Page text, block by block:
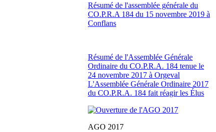
Résumé de l'assemblée générale du
CO.P.R.A 184 du 15 novembre 2019 à
Conflans
Résumé de l'Assemblée Générale
Ordinaire du CO.P.R.A. 184 tenue le
24 novembre 2017 à Orgeval
L'Assemblée Générale Ordinaire 2017
du CO.P.R.A. 184 fait réagir les Élus
AGO 2017